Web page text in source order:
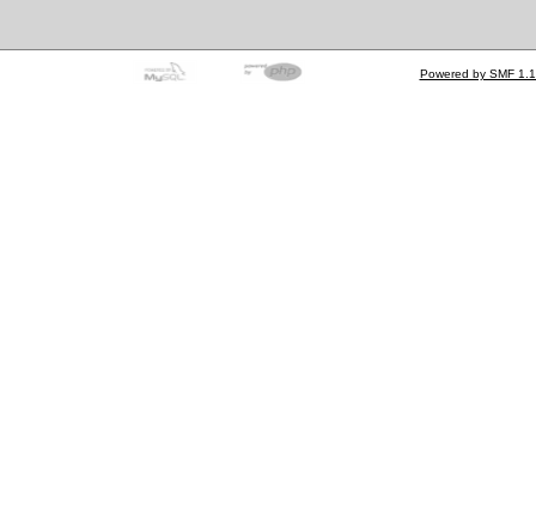
Powered by SMF